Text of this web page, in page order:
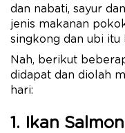
dan nabati, sayur
jenis makanan
singkong dan ubi itu
Nah, berikut
didapat dan diolah
hari:
1. Ikan Salmon